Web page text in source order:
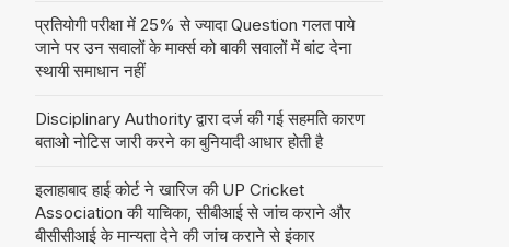
प्रतियोगी परीक्षा में 25% से ज्यादा Question गलत पाये
जाने पर उन सवालों के मार्क्स को बाकी सवालों में बांट देना
स्थायी समाधान नहीं
Disciplinary Authority द्वारा दर्ज की गई सहमति कारण
बताओ नोटिस जारी करने का बुनियादी आधार होती है
इलाहाबाद हाई कोर्ट ने खारिज की UP Cricket
Association की याचिका, सीबीआई से जांच कराने और
बीसीसीआई के मान्यता देने की जांच कराने से इंकार